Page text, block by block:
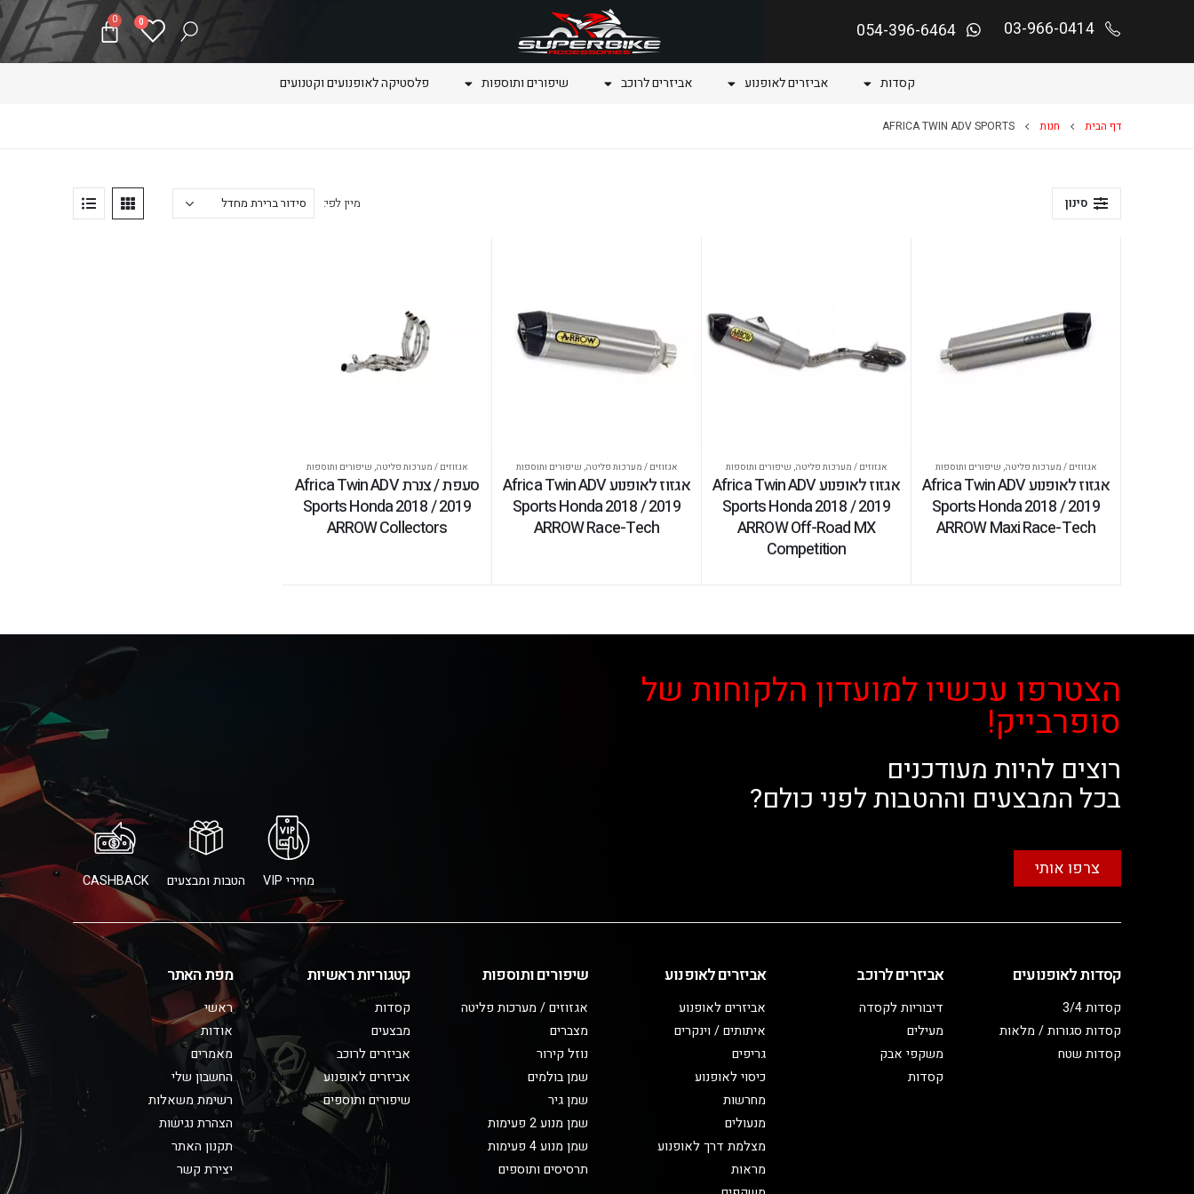
03-966-0414
054-396-6464
0
0
קסדות אביזרים לאופנוע אביזרים לרוכב שיפורים ותוספות פלסטיקה לאופנועים וקטנועים
דף הבית חנות AFRICA TWIN ADV SPORTS
סינון מיין לפי:
אגזוזים / מערכות פליטה, שיפורים ותוספות
אגזוז לאופנוע Africa Twin ADV
Sports Honda 2018 / 2019
ARROW Maxi Race-Tech
אגזוזים / מערכות פליטה, שיפורים ותוספות
אגזוז לאופנוע Africa Twin ADV
Sports Honda 2018 / 2019
ARROW Off-Road MX
Competition
אגזוזים / מערכות פליטה, שיפורים ותוספות
אגזוז לאופנוע Africa Twin ADV
Sports Honda 2018 / 2019
ARROW Race-Tech
אגזוזים / מערכות פליטה, שיפורים ותוספות
סעפת / צנרת Africa Twin ADV
Sports Honda 2018 / 2019
ARROW Collectors
הצטרפו עכשיו למועדון הלקוחות של
סופרבייק!
רוצים להיות מעודכנים
בכל המבצעים וההטבות לפני כולם?
צרפו אותי
מחירי VIP הטבות ומבצעים CASHBACK
קסדות לאופנועים
קסדות 3/4
קסדות סגורות / מלאות
קסדות שטח
אביזרים לרוכב
דיבוריות לקסדה
מעילים
משקפי אבק
קסדות
אביזרים לאופנוע
אביזרים לאופנוע
איתותים / וינקרים
גריפים
כיסוי לאופנוע
מחרשות
מנעולים
מצלמת דרך לאופנוע
מראות
שיפורים ותוספות
אגזוזים / מערכות פליטה
מצברים
נוזל קירור
שמן בולמים
שמן גיר
שמן מנוע 2 פעימות
שמן מנוע 4 פעימות
תרסיסים ותוספים
קטגוריות ראשיות
קסדות
מבצעים
אביזרים לרוכב
אביזרים לאופנוע
שיפורים ותוספים
מפת האתר
ראשי
אודות
מאמרים
החשבון שלי
רשימת משאלות
הצהרת נגישות
תקנון האתר
יצירת קשר